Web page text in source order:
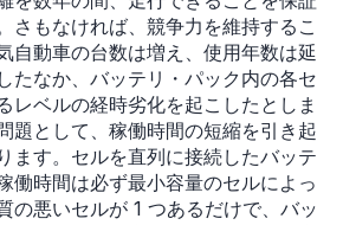
さもなければ、競争力を維持するこ
自動車の台数は増え、使用年数は延
たなか、バッテリ・パック内の各セ
レベルの経時劣化を起こしたとしま
題として、稼働時間の短縮を引き起
ます。セルを直列に接続したバッテ
働時間は必ず最小容量のセルによっ
の悪いセルが 1 つあるだけで、バッ